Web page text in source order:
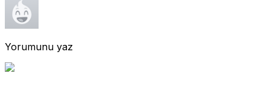
Yorumunu yaz